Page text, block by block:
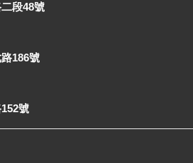
段48號
186號
號